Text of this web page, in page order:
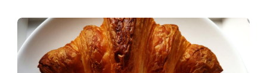
レンジクリームチーズをサンドした塩パンもありまし
た。塩パンを軽くトーストして食べると、そのおいしさが
より感じられます。塩パンはおすすめです。